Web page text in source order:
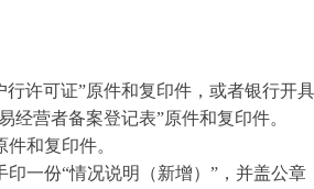
许可证”原件和复印件，或者银行开
经营者备案登记表”原件和复印件。
和复印件。
一份“情况说明（新增）”，并盖公章